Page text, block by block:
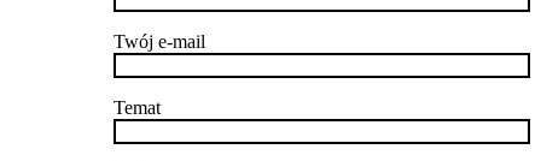
Twój e-mail
Temat